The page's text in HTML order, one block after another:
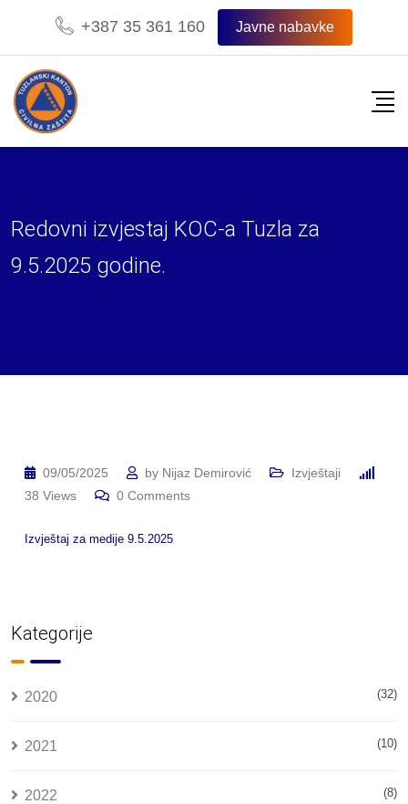
content
+387 35 361 160 Javne nabavke
Redovni izvjestaj KOC-a Tuzla za
9.5.2025 godine.
09/05/2025 by Nijaz Demirović
Izvještaji
38 Views 0 Comments
Izvještaj za medije 9.5.2025
Kategorije
2020 (32)
2021 (10)
2022 (8)